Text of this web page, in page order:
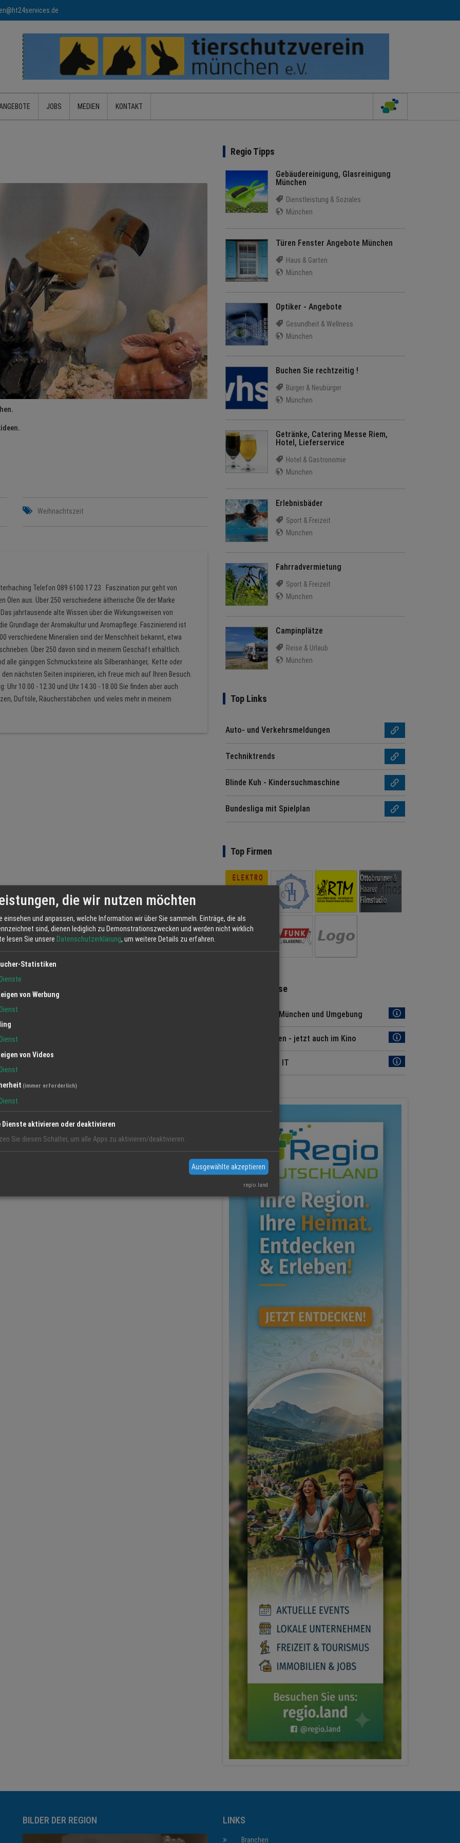
JOBS MEDIEN KONTAKT
Weihnachtszeit
Telefon 089 6100 17 23 Faszination pur geht von
Ölen aus. Über 250 verschiedene ätherische Öle der Marke
jahrtausende alte Wissen über die Wirkungsweisen von
Grundlage der Aromakultur und Aromapflege. Faszinierend ist
verschiedene Mineralien sind der Menschheit bekannt, etwa
Über 250 davon sind in meinem Geschäft erhältlich.
alle gängigen Schmucksteine als Silberanhänger, Kette oder
nächsten Seiten inspirieren, ich freue mich auf Ihren Besuch.
Uhr 10.00 - 12.30 und Uhr 14.30 - 18.00 Sie finden aber auch
Duftöle, Räucherstäbchen und vieles mehr in meinem
Regio Tipps
Gebäudereinigung, Glasreinigung
München
Dienstleistung & Soziales
München
Türen Fenster Angebote München
Haus & Garten
München
Optiker - Angebote
Gesundheit & Wellness
München
Buchen Sie rechtzeitig !
Bürger & Neubürger
München
Getränke, Catering Messe Riem,
Hotel, Lieferservice
Hotel & Gastronomie
München
Erlebnisbäder
Sport & Freizeit
München
Fahrradvermietung
Sport & Freizeit
München
Campinplätze
Reise & Urlaub
München
Top Links
Auto- und Verkehrsmeldungen
Techniktrends
Blinde Kuh - Kindersuchmaschine
Bundesliga mit Spielplan
Top Firmen
Regio Hinweise
Jobs Region München und Umgebung
Regio München - jetzt auch im Kino
News aus der IT
BILDER DER REGION LINKS
Branchen
die wir nutzen möchten
einsehen und anpassen, welche Information wir über Sie sammeln. Einträge, die als
sind, dienen lediglich zu Demonstrationszwecken und werden nicht wirklich
lesen Sie unsere Datenschutzerklärung, um weitere Details zu erfahren.
Statistiken
Dienste
von Werbung
Dienst
Dienst
von Videos
Dienst
(immer erforderlich)
Dienst
Dienste aktivieren oder deaktivieren
Sie diesen Schalter, um alle Apps zu aktivieren/deaktivieren.
Ausgewählte akzeptieren
regio.land